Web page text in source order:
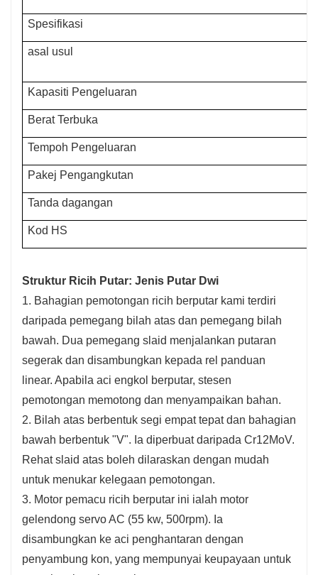
Spesifikasi
asal usul
Kapasiti Pengeluaran
Berat Terbuka
Tempoh Pengeluaran
Pakej Pengangkutan
Tanda dagangan
Kod HS
Struktur Ricih Putar: Jenis Putar Dwi
1. Bahagian pemotongan ricih berputar kami terdiri
daripada pemegang bilah atas dan pemegang bilah
bawah. Dua pemegang slaid menjalankan putaran
segerak dan disambungkan kepada rel panduan
linear. Apabila aci engkol berputar, stesen
pemotongan memotong dan menyampaikan bahan.
2. Bilah atas berbentuk segi empat tepat dan bahagian
bawah berbentuk "V". Ia diperbuat daripada Cr12MoV.
Rehat slaid atas boleh dilaraskan dengan mudah
untuk menukar kelegaan pemotongan.
3. Motor pemacu ricih berputar ini ialah motor
gelendong servo AC (55 kw, 500rpm). Ia
disambungkan ke aci penghantaran dengan
penyambung kon, yang mempunyai keupayaan untuk